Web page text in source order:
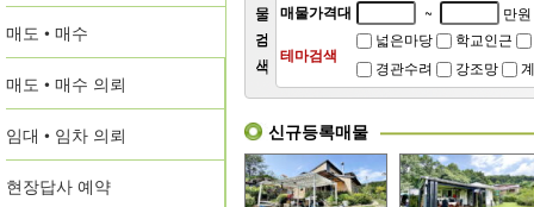
매도 • 매수
매도 • 매수 의뢰
임대 • 임차 의뢰
현장답사 예약
매물가격대
~ 만원
테마검색
넓은마당 학교인근
경관수려
강조망
신규등록매물